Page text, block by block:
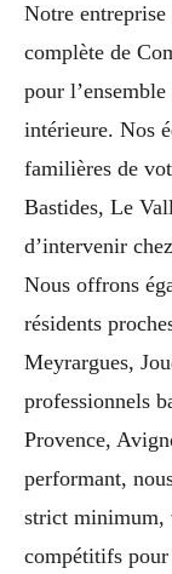
Notre entreprise
complète de
pour
intérieure. Nos
familières de
Bastides, Le
d’intervenir
Nous offrons
résidents
Meyrargues,
professionnels
Provence,
performant,
strict minimum,
compétitifs